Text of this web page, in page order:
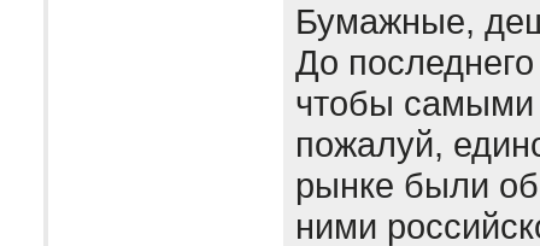
Бумажные,
До
чтобы
пожалуй,
рынке были
ними